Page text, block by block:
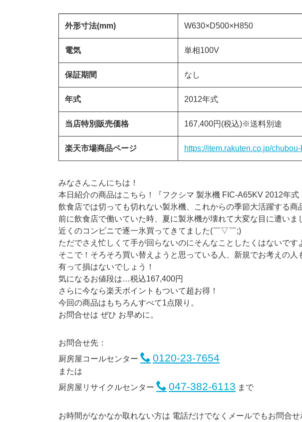
外形寸法(mm) W630×D500×H850
電気 単相100V
保証期間 なし
年式 2012年式
当店特別販売価格 167,400円(税込)※送料別途
楽天市場商品ページ https://item.rakuten.co.jp/
みなさんこんにちは！
本日紹介の商品はこちら！『フクシマ 製氷機 FIC-A65KV 2012年式
飲食店では切っても切れない製氷機、これからの季節大活躍する商
前に飲食店で働いていた時、夏に製氷機が壊れて大変な目に遭いま
近くのコンビニで逐一氷買ってきてました(￣▽￣;)
ただでさえ忙しくて手が回らないのにそんなことしたくはないです
そこで！そろそろ買い替えようと思っている人、新規でお考えの人
有って損はないでしょう！
気になるお値段は…税込167,400円
さらに今なら楽天ポイントもついて超お得！
今回の商品はもちろんすべて1点限り。
お問合せは ぜひ お早めに。
お問合せ先：
厨房屋コールセンター
0120-23-7654
または
厨房屋リサイクルセンター
047-382-6113 まで
お時間がなかなか取れない方は 電話だけでなくメールでもお問合せ